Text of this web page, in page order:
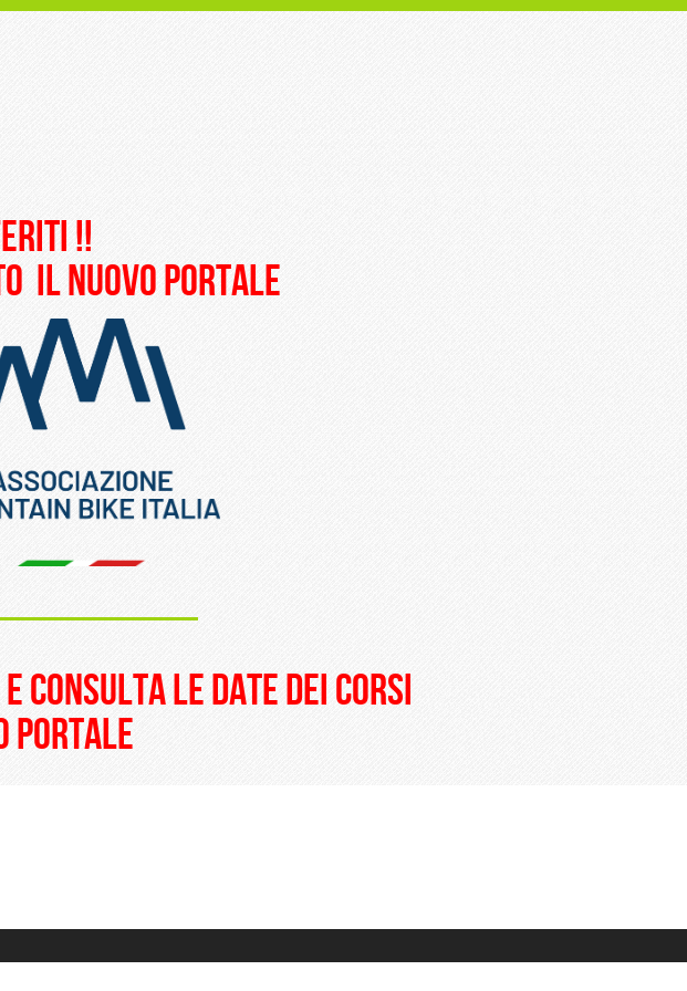
!!
il nuovo portale
consulta le date dei corsi
portale